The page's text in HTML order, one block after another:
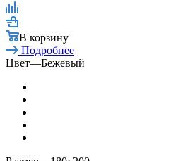
В корзину
Подробнее
Цвет—Бежевый